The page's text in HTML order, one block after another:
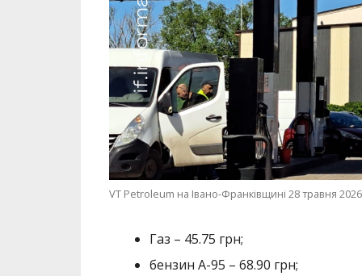
VT Petroleum на Івано-Франківщині 28 травня
Газ – 45.75 грн;
бензин А-95 – 68.90 грн;